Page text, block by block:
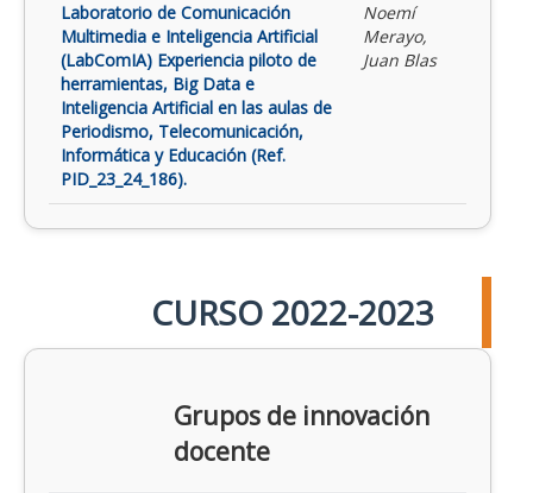
Laboratorio de Comunicación
Multimedia e Inteligencia Artificial
(LabComIA) Experiencia piloto de
herramientas, Big Data e
Inteligencia Artificial en las aulas de
Periodismo, Telecomunicación,
Informática y Educación (Ref.
PID_23_24_186).
Noemí
Merayo,
Juan Blas
CURSO 2022-2023
Grupos de innovación
docente